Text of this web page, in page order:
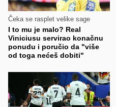
Čeka se rasplet velike sage
I to mu je malo? Real
Viniciusu servirao konačnu
ponudu i poručio da "više
od toga nećeš dobiti"